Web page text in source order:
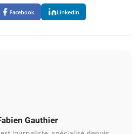
Facebook LinkedIn
Gauthier